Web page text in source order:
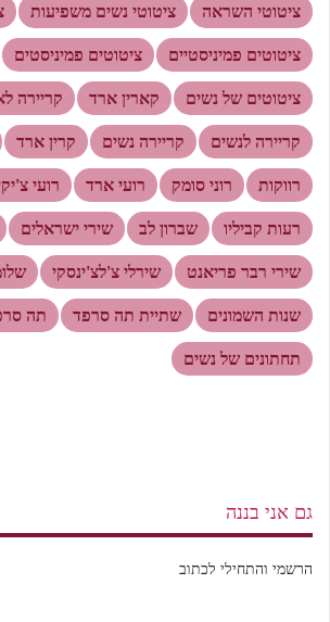
ציטוטי השראה ציטוטי נשים משפיעות
ציטוטים פמיניסטיים ציטוטים פמיניסטים
ציטוטים של נשים קארין ארד קריירה
קריירה לנשים קריירה נשים קרין ארד
רווקות רוני סומק רועי ארד רועי
רעות קביליו שברון לב שירי ישראלים
שירי רבר פריאנט שירלי צ'לצ'ינסקי
שנות השמונים שתיית תה סרפד תה
תחתונים של נשים
גם אני בננה
הרשמי והתחילי לכתוב